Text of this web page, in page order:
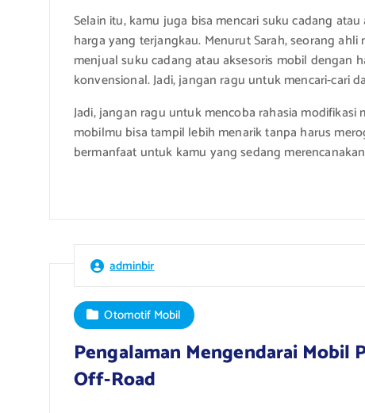
Selain itu, kamu juga bisa mencari suku cadang
harga yang terjangkau. Menurut Sarah, seorang
menjual suku cadang atau aksesoris mobil dengan
konvensional. Jadi, jangan ragu untuk mencari-cari
Jadi, jangan ragu untuk mencoba rahasia
mobilmu bisa tampil lebih menarik tanpa harus
bermanfaat untuk kamu yang sedang
adminbir
Otomotif Mobil
Pengalaman Mengendarai Mobil
Off-Road